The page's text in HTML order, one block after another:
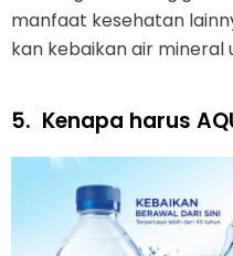
manfaat kesehatan
kan kebaikan air mineral
5. Kenapa harus